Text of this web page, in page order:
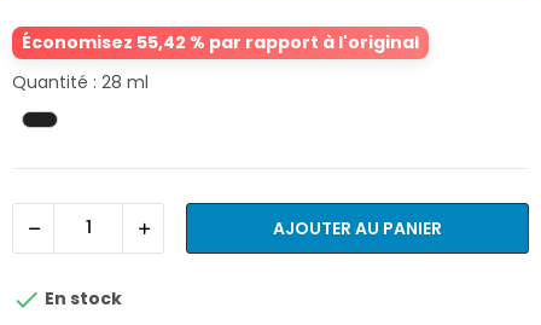
Économisez 55,42 % par rapport à l'original
Quantité : 28 ml
AJOUTER AU PANIER
 En stock